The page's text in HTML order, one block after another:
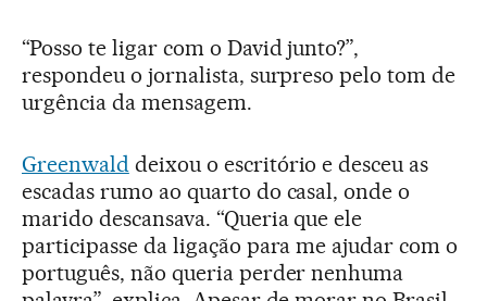
“Posso te ligar com o David junto?”,
respondeu o jornalista, surpreso pelo tom de
urgência da mensagem.
Greenwald deixou o escritório e desceu as
escadas rumo ao quarto do casal, onde o
marido descansava. “Queria que ele
participasse da ligação para me ajudar com o
português, não queria perder nenhuma